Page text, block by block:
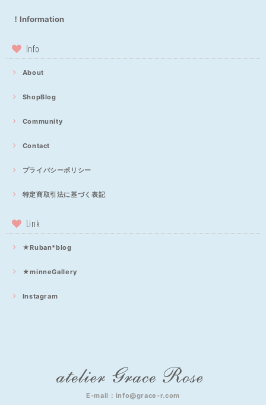
！Information
Info
About
ShopBlog
Community
Contact
プライバシーポリシー
特定商取引法に基づく表記
Link
★Ruban*blog
★minneGallery
Instagram
E-mail： info@grace-r.com